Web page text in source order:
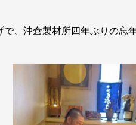
、沖倉製材所四年ぶりの忘